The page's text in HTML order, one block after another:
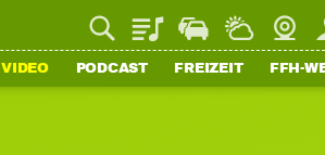
PlaylistStaupilotWetter
VIDEO PODCAST FREIZEIT FFH-